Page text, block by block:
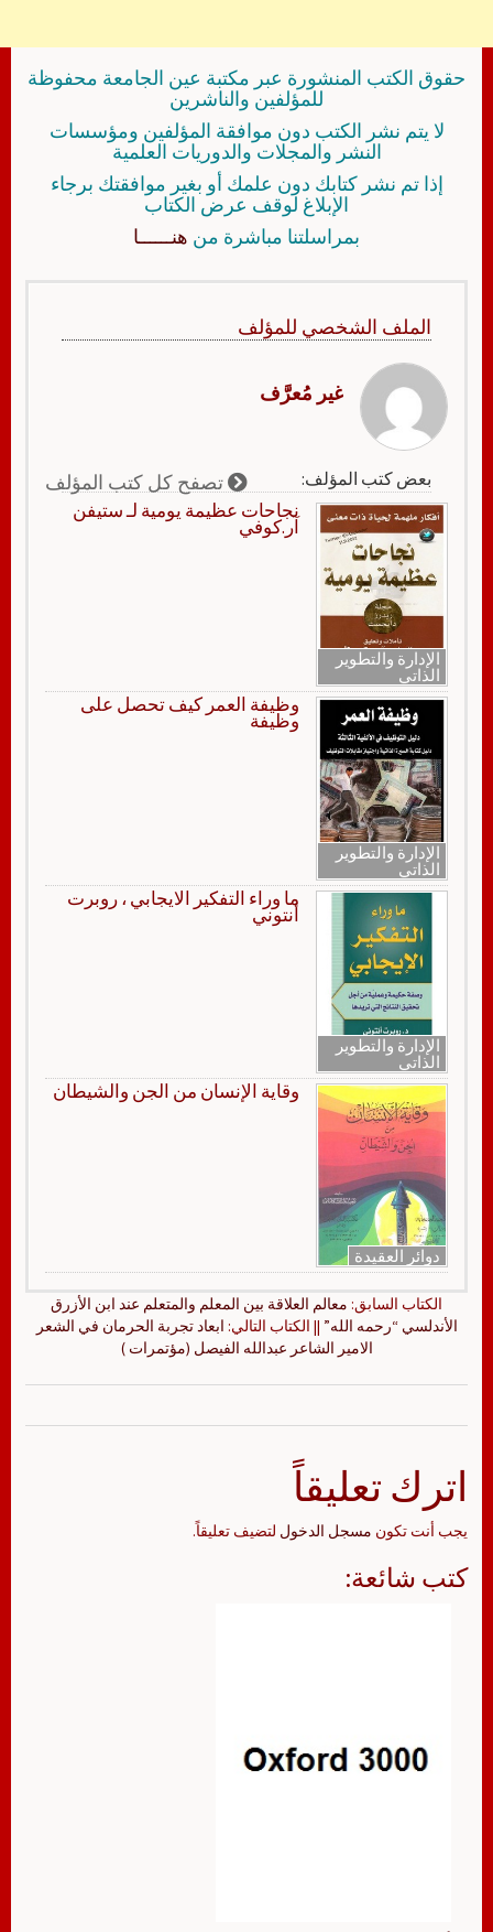
حقوق الكتب المنشورة عبر مكتبة عين الجامعة محفوظة
للمؤلفين والناشرين
لا يتم نشر الكتب دون موافقة المؤلفين ومؤسسات
النشر والمجلات والدوريات العلمية
إذا تم نشر كتابك دون علمك أو بغير موافقتك برجاء
الإبلاغ لوقف عرض الكتاب
بمراسلتنا مباشرة من هنــــــا
الملف الشخصي للمؤلف
غير مُعرَّف
بعض كتب المؤلف: تصفح كل كتب المؤلف
الإدارة والتطوير
الذاتي
نجاحات عظيمة يومية لـ ستيفن
آر.كوفي
الإدارة والتطوير
الذاتي
وظيفة العمر كيف تحصل على
وظيفة
الإدارة والتطوير
الذاتي
ما وراء التفكير الايجابي ، روبرت
أنتوني
دوائر العقيدة
وقاية الإنسان من الجن والشيطان
الكتاب السابق: معالم العلاقة بين المعلم والمتعلم عند ابن الأزرق
الأندلسي “رحمه الله” || الكتاب التالي: ابعاد تجربة الحرمان في الشعر
الامير الشاعر عبدالله الفيصل (مؤتمرات )
اترك تعليقاً
يجب أنت تكون مسجل الدخول لتضيف تعليقاً.
كتب شائعة: